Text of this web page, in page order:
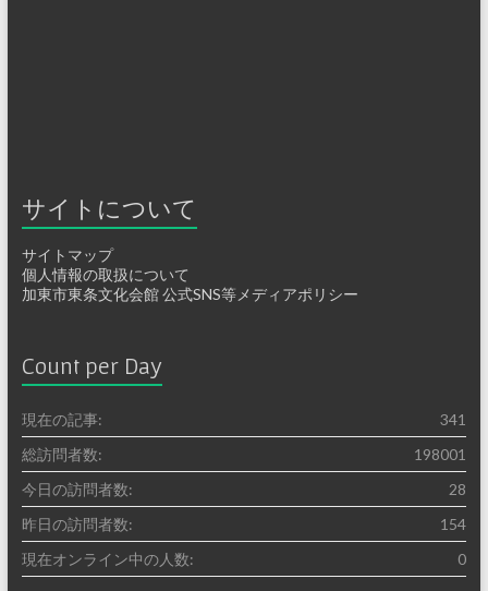
サイトについて
サイトマップ
個人情報の取扱について
加東市東条文化会館 公式SNS等メディアポリシー
Count per Day
341
現在の記事:
198001
総訪問者数:
28
今日の訪問者数:
154
昨日の訪問者数:
0
現在オンライン中の人数: